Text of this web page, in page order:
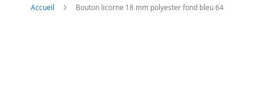
Accueil Bouton licorne 18 mm polyester fond bleu 64